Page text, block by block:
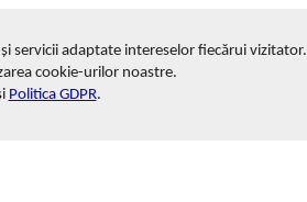
servicii adaptate intereselor fiecărui vizitator.
cookie-urilor noastre.
Politica GDPR.